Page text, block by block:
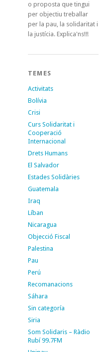
o proposta que tingui
per objectiu treballar
per la pau, la solidaritat i
la justícia. Explica'ns!!!
TEMES
Activitats
Bolívia
Crisi
Curs Solidaritat i
Cooperació
Internacional
Drets Humans
El Salvador
Estades Solidàries
Guatemala
Iraq
Líban
Nicaragua
Objecció Fiscal
Palestina
Pau
Perú
Recomanacions
Sáhara
Sin categoría
Siria
Som Solidaris – Ràdio
Rubí 99.7FM